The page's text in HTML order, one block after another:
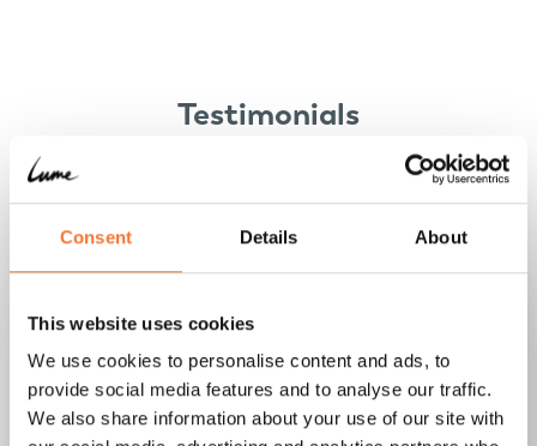
Consent Details About
This website uses cookies
We use cookies to personalise content and ads, to
provide social media features and to analyse our traffic.
We also share information about your use of our site with
Testimonials
Erfahrungen von Lume
Members